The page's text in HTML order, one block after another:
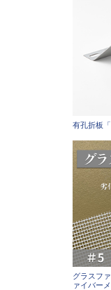
有孔折板
グラスフ
ァイバーメ